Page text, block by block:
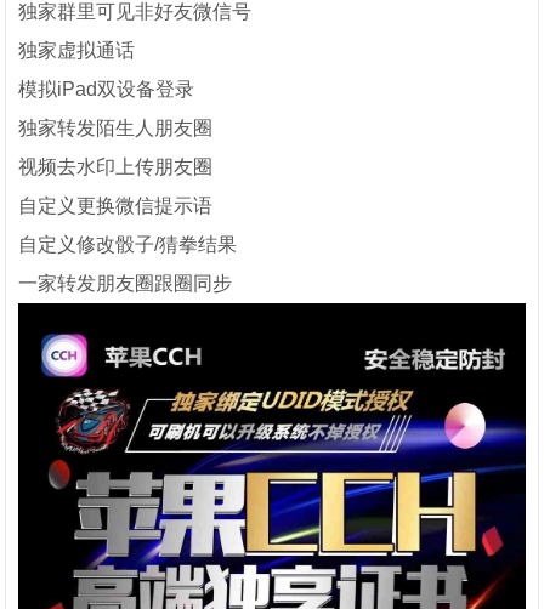
独家群里可见非好友微信号
独家虚拟通话
模拟iPad双设备登录
独家转发陌生人朋友圈
视频去水印上传朋友圈
自定义更换微信提示语
自定义修改骰子/猜拳结果
一家转发朋友圈跟圈同步